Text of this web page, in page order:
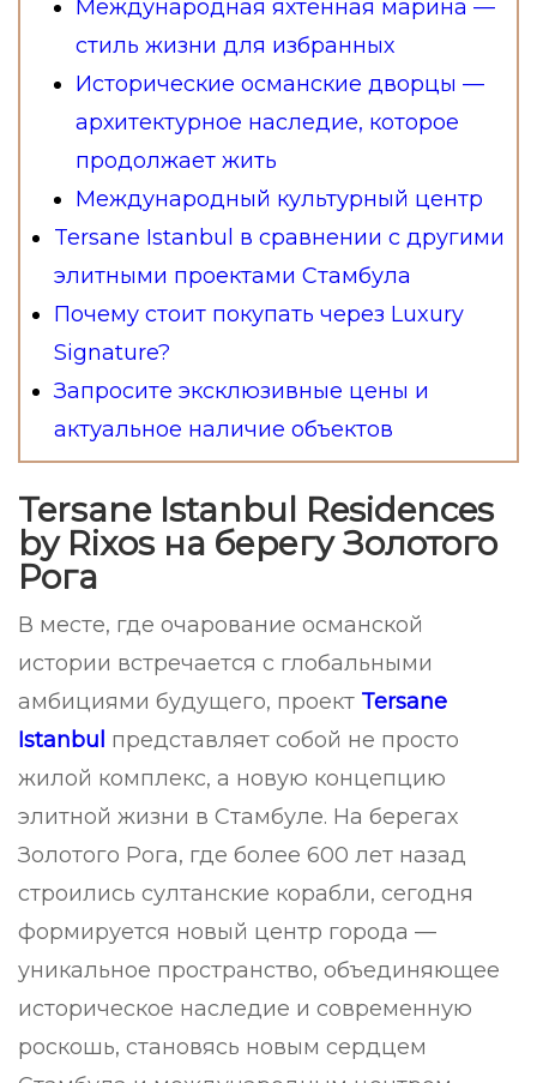
Международная яхтенная марина —
стиль жизни для избранных
Исторические османские дворцы —
архитектурное наследие, которое
продолжает жить
Международный культурный центр
Tersane Istanbul в сравнении с другими
элитными проектами Стамбула
Почему стоит покупать через Luxury
Signature?
Запросите эксклюзивные цены и
актуальное наличие объектов
Tersane Istanbul Residences
by Rixos на берегу Золотого
Рога
В месте, где очарование османской
истории встречается с глобальными
амбициями будущего, проект Tersane
Istanbul представляет собой не просто
жилой комплекс, а новую концепцию
элитной жизни в Стамбуле. На берегах
Золотого Рога, где более 600 лет назад
строились султанские корабли, сегодня
формируется новый центр города —
уникальное пространство, объединяющее
историческое наследие и современную
роскошь, становясь новым сердцем